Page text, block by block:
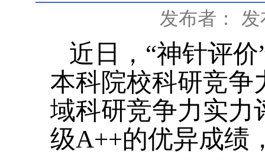
发布者： 发
近日，“神针评
本科院校科研竞争
域科研竞争力实力
级A++的优异成绩